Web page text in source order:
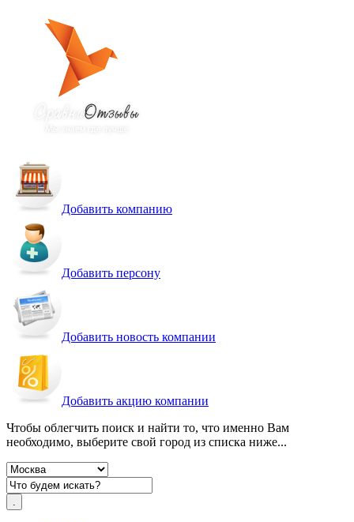
Добавить компанию
Добавить персону
Добавить новость компании
Добавить акцию компании
Чтобы облегчить поиск и найти то, что именно Вам
необходимо, выберите свой город из списка ниже...